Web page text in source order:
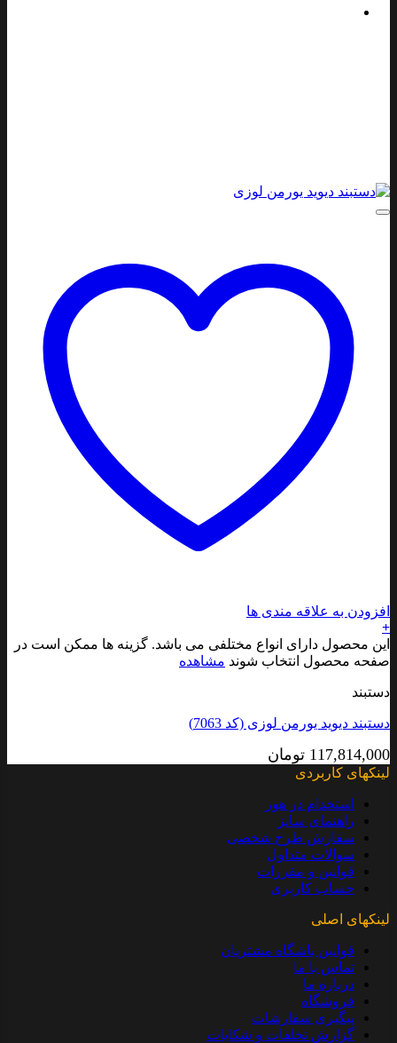
افزودن به علاقه مندی ها
+
این محصول دارای انواع مختلفی می باشد. گزینه ها ممکن است در
صفحه محصول انتخاب شوند مشاهده
دستبند
دستبند دیوید یورمن لوزی (کد 7063)
117,814,000 تومان
لینکهای کاربردی
استخدام در هور
راهنمای سایز
سفارش طرح شخصی
سوالات متداول
قوانین و مقررات
حساب کاربری
لینکهای اصلی
قوانین باشگاه مشتریان
تماس با ما
درباره ما
فروشگاه
پیگیری سفارشات
گزارش تخلفات و شکایات